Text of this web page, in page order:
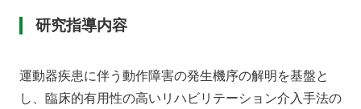
研究指導内容
運動器疾患に伴う動作障害の発生機序の解明を基盤と
し、臨床的有用性の高いリハビリテーション介入手法の